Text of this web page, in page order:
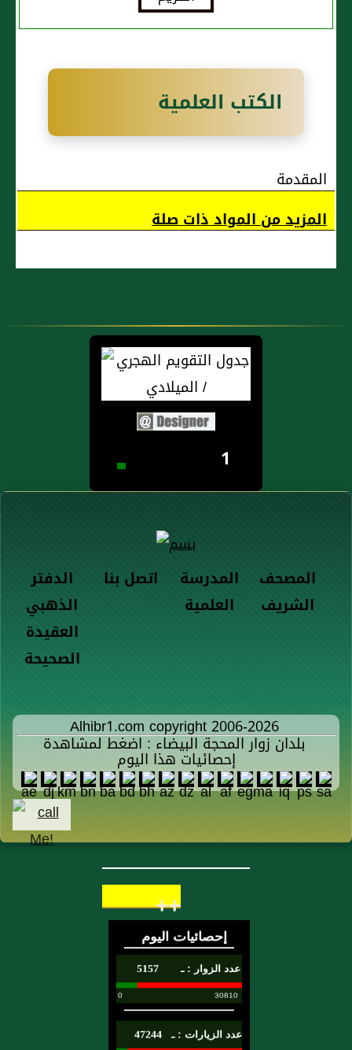
والصغيرة؟
الكتب العلمية
المقدمة
المزيد من المواد ذات صلة
1
الدفتر
الذهبي
اتصل بنا
المدرسة
العلمية
المصحف
الشريف
العقيدة
الصحيحة
Alhibr1.com copyright 2006-2026
بلدان زوار المحجة البيضاء : اضغط لمشاهدة
إحصائيات هذا اليوم
++